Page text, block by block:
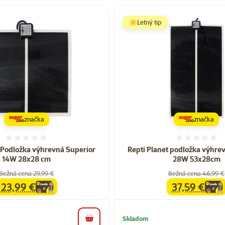
výhrevná Superior
14W 28x28 cm
cena 29,99 €
familycena
23,99 €
značka
do košíka
Repti Planet podložka
28W 53x28cm
Bežná cena 46,99 €
familycena
37,59 €
☀️Letný tip
značka
Skladom